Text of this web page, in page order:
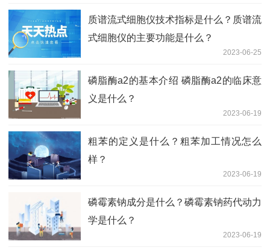
质谱流式细胞仪技术指标是什么？质谱流
式细胞仪的主要功能是什么？
2023-06-25
磷脂酶a2的基本介绍 磷脂酶a2的临床意
义是什么？
2023-06-19
粗苯的定义是什么？粗苯加工情况怎么
样？
2023-06-19
磷霉素钠成分是什么？磷霉素钠药代动力
学是什么？
2023-06-19